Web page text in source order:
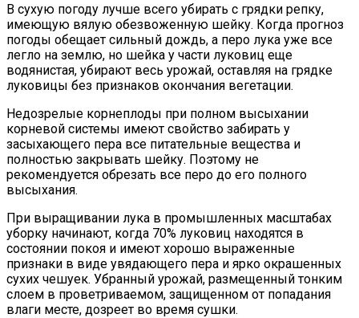
В сухую погоду лучше всего убирать с грядки репку,
имеющую вялую обезвоженную шейку. Когда прогноз
погоды обещает сильный дождь, а перо лука уже все
легло на землю, но шейка у части луковиц еще
водянистая, убирают весь урожай, оставляя на грядке
луковицы без признаков окончания вегетации.
Недозрелые корнеплоды при полном высыхании
корневой системы имеют свойство забирать у
засыхающего пера все питательные вещества и
полностью закрывать шейку. Поэтому не
рекомендуется обрезать все перо до его полного
высыхания.
При выращивании лука в промышленных масштабах
уборку начинают, когда 70% луковиц находятся в
состоянии покоя и имеют хорошо выраженные
признаки в виде увядающего пера и ярко окрашенных
сухих чешуек. Убранный урожай, размещенный тонким
слоем в проветриваемом, защищенном от попадания
влаги месте, дозреет во время сушки.